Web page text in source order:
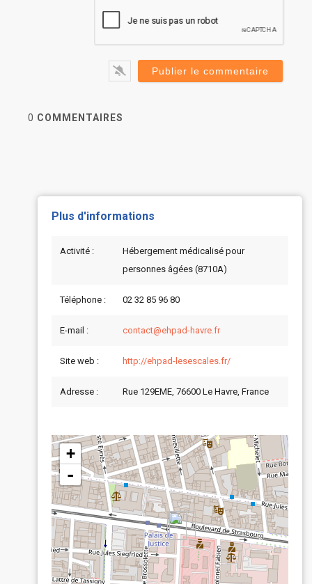
0 COMMENTAIRES
Plus d'informations
Activité :
Hébergement médicalisé pour
personnes âgées (8710A)
Téléphone : 02 32 85 96 80
E-mail : contact@ehpad-havre.fr
Site web : http://ehpad-lesescales.fr/
Adresse : Rue 129EME, 76600 Le Havre, France
+
-